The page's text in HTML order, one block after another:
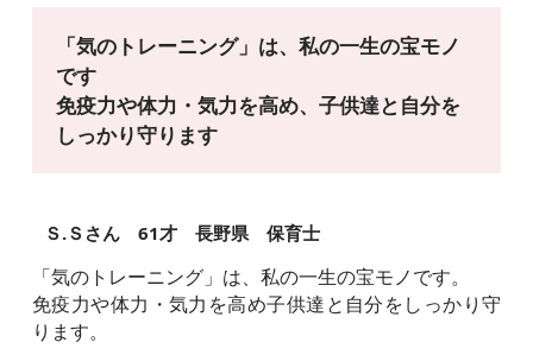
「気のトレーニング」は、 私の一生の宝モノ
です
免疫力や体力・気力を高め、 子供達と自分を
しっかり守ります
Ｓ.Ｓさん 61才 長野県 保育士
「気のトレーニング」は、私の一生の宝モノです。
免疫力や体力・気力を高め子供達と自分をしっかり守
ります。